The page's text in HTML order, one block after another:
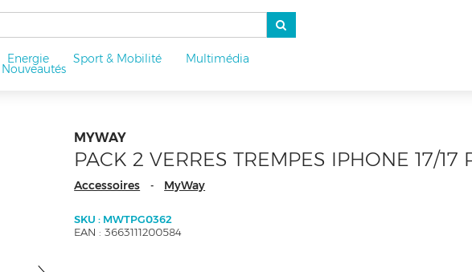
Energie Sport & Mobilité Multimédia
Nouveautés
MYWAY
PACK 2 VERRES TREMPES IPHONE 17/17
Accessoires - MyWay
SKU : MWTPG0362
EAN : 3663111200584